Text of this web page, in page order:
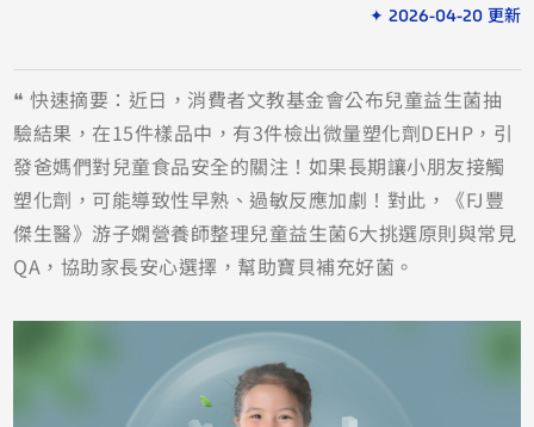
✦ 2026-04-20 更新
❝ 快速摘要：近日，消費者文教基金會公布兒童益生菌抽
驗結果，在15件樣品中，有3件檢出微量塑化劑DEHP，引
發爸媽們對兒童食品安全的關注！如果長期讓小朋友接觸
塑化劑，可能導致性早熟、過敏反應加劇！對此，《FJ豐
傑生醫》游子嫻營養師整理兒童益生菌6大挑選原則與常見
QA，協助家長安心選擇，幫助寶貝補充好菌。